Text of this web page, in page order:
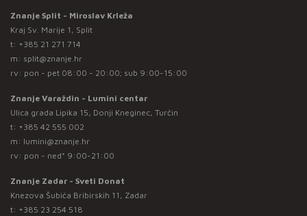
Znanje Split - Miroslav Krleža
Kraj Sv. Marije 1, Split
t: +385 21 271 714
m: split@znanje.hr
rv: pon - pet 08:00 - 20:00; sub 9:00-15:00
Znanje Varaždin - Lumini centar
Ulica grada Lipika 15, Donji Kneginec, Turčin
t: +385 42 555 002
m: lumini@znanje.hr
rv: pon - ned* 9:00-21:00
Znanje Zadar - Sveti Donat
Knezova Šubića Bribirskih 11, Zadar
t: +385 23 254 518